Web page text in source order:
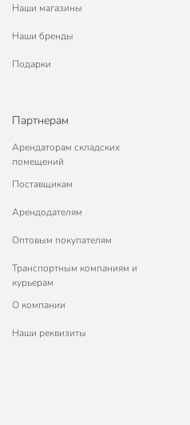
Наши магазины
Наши бренды
Подарки
Партнерам
Арендаторам складских
помещений
Поставщикам
Арендодателям
Оптовым покупателям
Транспортным компаниям и
курьерам
О компании
Наши реквизиты